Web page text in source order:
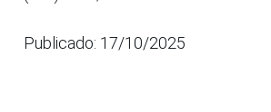
Publicado: 17/10/2025